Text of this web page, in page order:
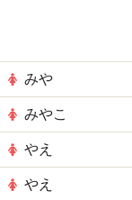
みや
みやこ
やえ
やえ